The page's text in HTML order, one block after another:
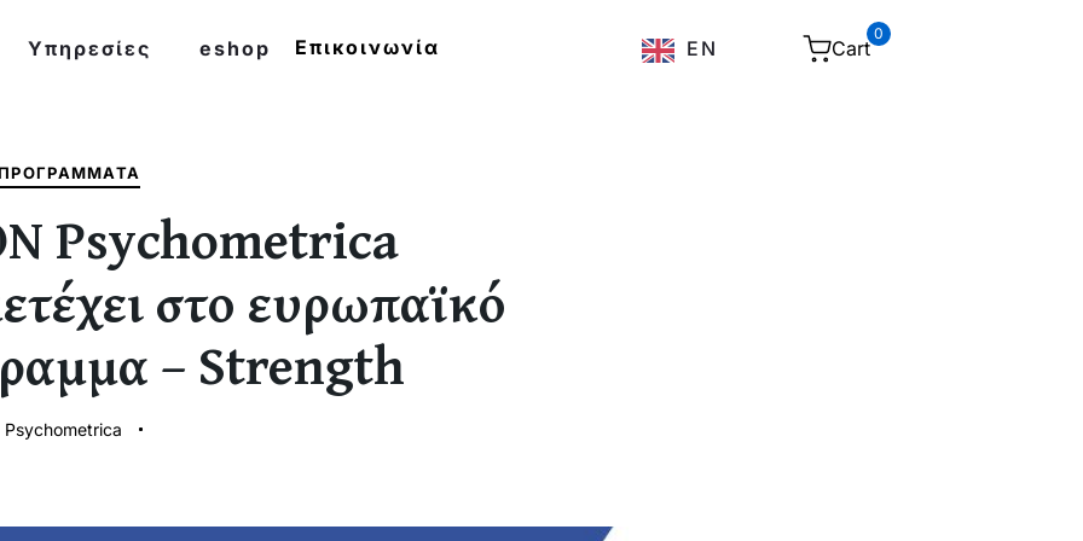
Υπηρεσίες eshop Επικοινωνία EN Cart
0
Psychometrica
στο ευρωπαϊκό
– Strength
Psychometrica